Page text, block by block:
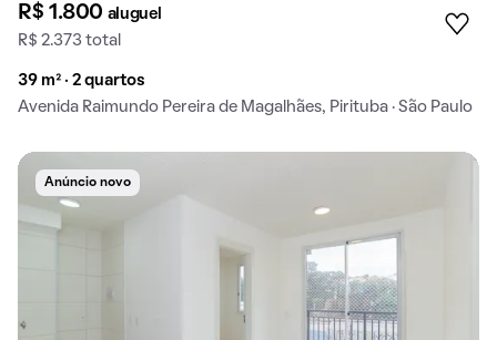
R$ 1.800 aluguel
R$ 2.373 total
39 m² · 2 quartos
Avenida Raimundo Pereira de Magalhães, Pirituba · São Paulo
Anúncio novo